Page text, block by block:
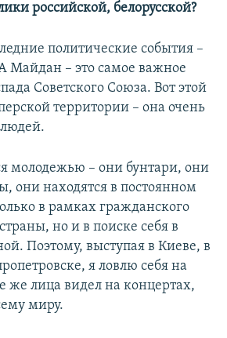
российской, белорусской?
политические события –
Майдан – это самое важное
Советского Союза. Вот этой
территории – она очень
молодежью – они бунтари, они
они находятся в постоянном
в рамках гражданского
но и в поиске себя в
Поэтому, выступая в Киеве, в
я ловлю себя на
же лица видел на концертах,
миру.